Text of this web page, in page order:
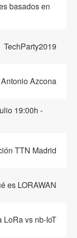
basados en
TechParty2019
Azcona
19:00h -
TTN Madrid
es LORAWAN
LoRa vs nb-IoT